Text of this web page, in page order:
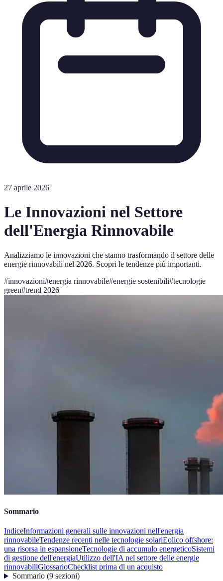
27 aprile 2026
Le Innovazioni nel Settore
dell'Energia Rinnovabile
Analizziamo le innovazioni che stanno trasformando il settore delle
energie rinnovabili nel 2026. Scopri le tendenze più importanti.
#innovazioni#energia rinnovabile#energie sostenibili#tecnologie
green#trend 2026
Sommario
IndiceInformazioni generali sulle innovazioni nell'energia
rinnovabileTendenze recenti nelle tecnologie solariEolico offshore:
una risorsa in espansioneTecnologie di accumulo energeticoSistemi
di gestione dell'energiaUtilizzo dell'IA nel settore delle energie
rinnovabiliGlossarioChecklist prima di un acquisto
Sommario(9 sezioni)